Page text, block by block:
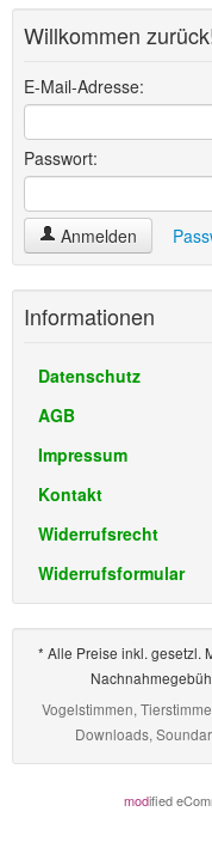
Willkommen
E-Mail-Adresse:
Passwort:
Anmelden
Informationen
Datenschutz
AGB
Impressum
Kontakt
Widerrufsrecht
Widerrufsformular
* Alle Preise inkl. gesetzl.
Vogelstimmen,
Downloads,
modified